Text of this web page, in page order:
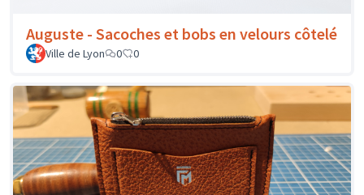
Auguste - Sacoches et bobs en velours côtelé
Ville de Lyon 0 0